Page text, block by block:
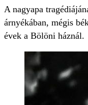
A nagyapa
árnyékában, mégis
évek a Bölöni háznál.